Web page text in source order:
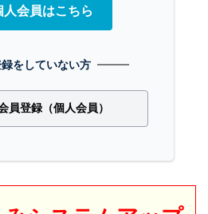
人会員はこちら
をしていない方
員登録（個人会員）